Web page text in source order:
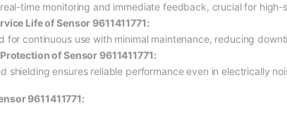
time monitoring and immediate feedback, crucial for
Life of Sensor 9611411771:
for continuous use with minimal maintenance, reducing
of Sensor 9611411771:
shielding ensures reliable performance even in electrically
9611411771: